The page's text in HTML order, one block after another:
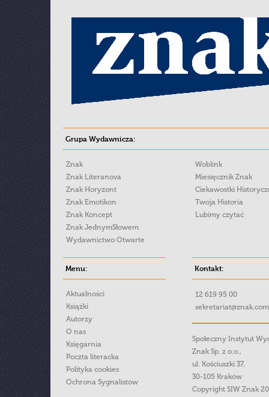
Grupa Wydawnicza:
Znak
Znak Literanova
Znak Horyzont
Znak Emotikon
Znak Koncept
Znak JednymSłowem
Wydawnictwo Otwarte
Woblink
Miesięcznik Znak
Ciekawostki
Twoja Historia
Lubimy czytać
Menu:
Aktualności
Książki
Autorzy
O nas
Księgarnia
Poczta literacka
Polityka cookies
Ochrona Sygnalistow
Kontakt:
12 619 95 00
Społeczny Instytut
Znak Sp. z o.o.,
ul. Kościuszki 37,
30-105 Kraków
Copyright SIW Znak